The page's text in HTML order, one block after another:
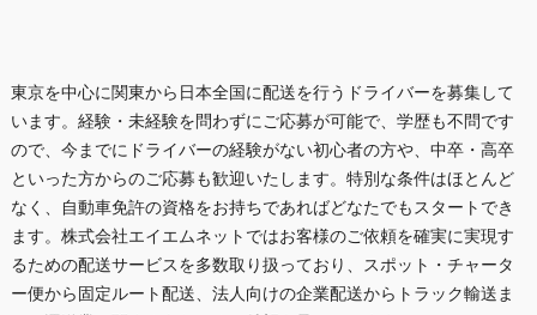
東京を中心に関東から日本全国に配送を行うドライバーを募集して
います。経験・未経験を問わずにご応募が可能で、学歴も不問です
ので、今までにドライバーの経験がない初心者の方や、中卒・高卒
といった方からのご応募も歓迎いたします。特別な条件はほとんど
なく、自動車免許の資格をお持ちであればどなたでもスタートでき
ます。株式会社エイエムネットではお客様のご依頼を確実に実現す
るための配送サービスを多数取り扱っており、スポット・チャータ
ー便から固定ルート配送、法人向けの企業配送からトラック輸送ま